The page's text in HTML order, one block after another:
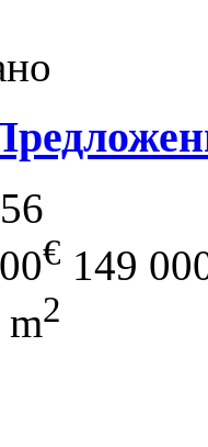
€ 149
m2